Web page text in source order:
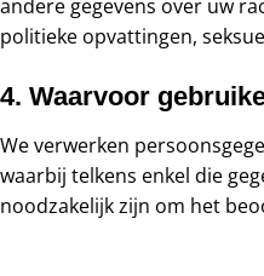
andere gegevens over uw
politieke opvattingen,
4. Waarvoor
We verwerken
waarbij telkens enkel die
noodzakelijk zijn om het